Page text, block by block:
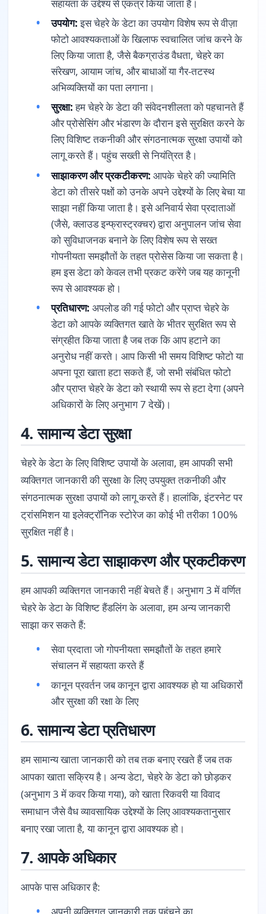
सहायता के उद्देश्य से एकत्र किया जाता है।
उपयोग:इस चेहरे के डेटा का उपयोग विशेष रूप से वीज़ा
फोटो आवश्यकताओं के खिलाफ स्वचालित जांच करने के
लिए किया जाता है, जैसे बैकग्राउंड वैधता, चेहरे का
संरेखण, आयाम जांच, और बाधाओं या गैर-तटस्थ
अभिव्यक्तियों का पता लगाना।
सुरक्षा:हम चेहरे के डेटा की संवेदनशीलता को पहचानते हैं
और प्रोसेसिंग और भंडारण के दौरान इसे सुरक्षित करने के
लिए विशिष्ट तकनीकी और संगठनात्मक सुरक्षा उपायों को
लागू करते हैं। पहुंच सख्ती से नियंत्रित है।
साझाकरण और प्रकटीकरण: आपके चेहरे की ज्यामिति
डेटा को तीसरे पक्षों को उनके अपने उद्देश्यों के लिए बेचा या
साझा नहीं किया जाता है। इसे अनिवार्य सेवा प्रदाताओं
(जैसे, क्लाउड इन्फ्रास्ट्रक्चर) द्वारा अनुपालन जांच सेवा
को सुविधाजनक बनाने के लिए विशेष रूप से सख्त
गोपनीयता समझौतों के तहत प्रोसेस किया जा सकता है।
हम इस डेटा को केवल तभी प्रकट करेंगे जब यह कानूनी
रूप से आवश्यक हो।
प्रतिधारण: अपलोड की गई फोटो और प्राप्त चेहरे के
डेटा को आपके व्यक्तिगत खाते के भीतर सुरक्षित रूप से
संग्रहीत किया जाता है जब तक कि आप हटाने का
अनुरोध नहीं करते। आप किसी भी समय विशिष्ट फोटो या
अपना पूरा खाता हटा सकते हैं, जो सभी संबंधित फोटो
और प्राप्त चेहरे के डेटा को स्थायी रूप से हटा देगा (अपने
अधिकारों के लिए अनुभाग 7 देखें)।
4. सामान्य डेटा सुरक्षा
चेहरे के डेटा के लिए विशिष्ट उपायों के अलावा, हम आपकी सभी
व्यक्तिगत जानकारी की सुरक्षा के लिए उपयुक्त तकनीकी और
संगठनात्मक सुरक्षा उपायों को लागू करते हैं। हालांकि, इंटरनेट पर
ट्रांसमिशन या इलेक्ट्रॉनिक स्टोरेज का कोई भी तरीका 100%
सुरक्षित नहीं है।
5. सामान्य डेटा साझाकरण और प्रकटीकरण
हम आपकी व्यक्तिगत जानकारी नहीं बेचते हैं। अनुभाग 3 में वर्णित
चेहरे के डेटा के विशिष्ट हैंडलिंग के अलावा, हम अन्य जानकारी
साझा कर सकते हैं:
सेवा प्रदाता जो गोपनीयता समझौतों के तहत हमारे
संचालन में सहायता करते हैं
कानून प्रवर्तन जब कानून द्वारा आवश्यक हो या अधिकारों
और सुरक्षा की रक्षा के लिए
6. सामान्य डेटा प्रतिधारण
हम सामान्य खाता जानकारी को तब तक बनाए रखते हैं जब तक
आपका खाता सक्रिय है। अन्य डेटा, चेहरे के डेटा को छोड़कर
(अनुभाग 3 में कवर किया गया), को खाता रिकवरी या विवाद
समाधान जैसे वैध व्यावसायिक उद्देश्यों के लिए आवश्यकतानुसार
बनाए रखा जाता है, या कानून द्वारा आवश्यक हो।
7. आपके अधिकार
आपके पास अधिकार है:
अपनी व्यक्तिगत जानकारी तक पहुंचने का